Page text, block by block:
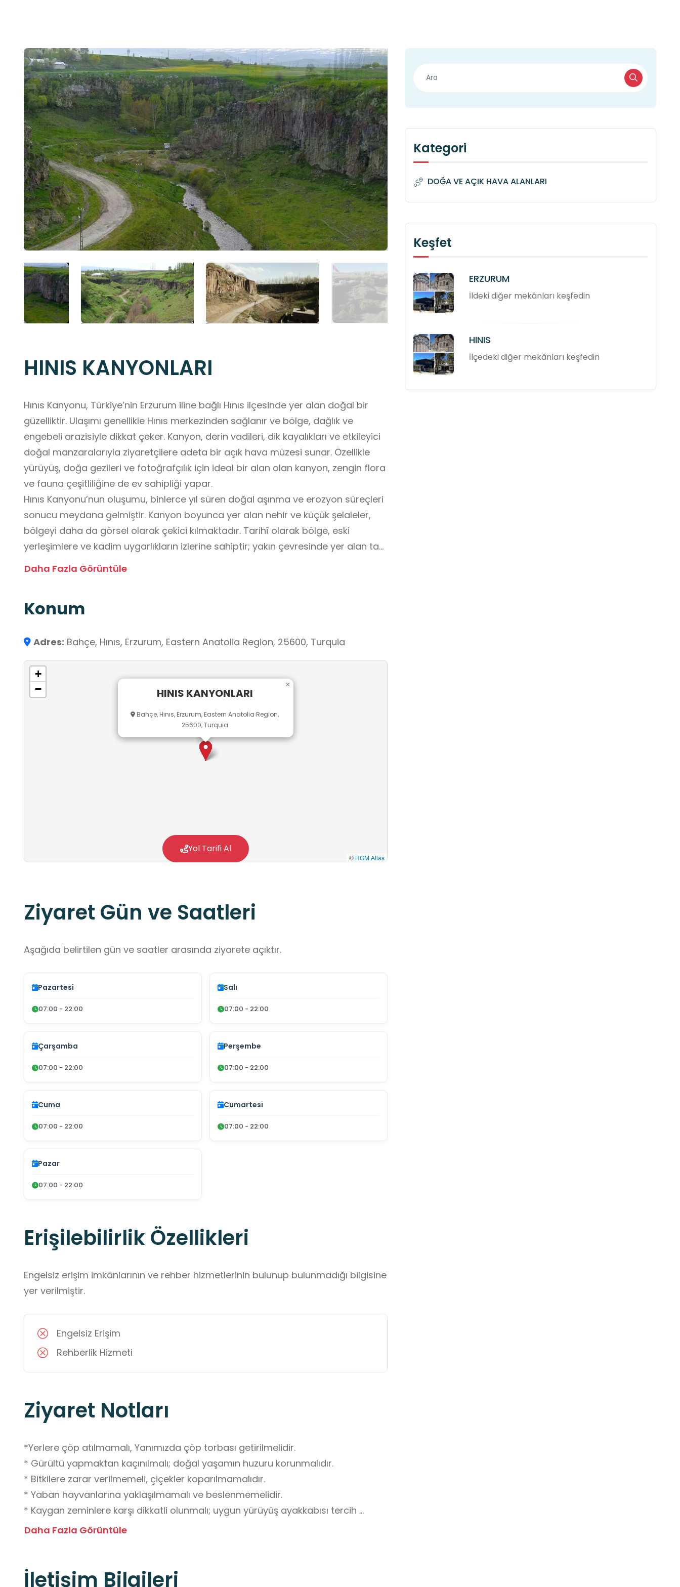
HINIS KANYONLARI
Hınıs Kanyonu, Türkiye’nin Erzurum iline bağlı Hınıs ilçesinde yer alan doğal bir
güzelliktir. Ulaşımı genellikle Hınıs merkezinden sağlanır ve bölge, dağlık ve
engebeli arazisiyle dikkat çeker. Kanyon, derin vadileri, dik kayalıkları ve etkileyici
doğal manzaralarıyla ziyaretçilere adeta bir açık hava müzesi sunar. Özellikle
yürüyüş, doğa gezileri ve fotoğrafçılık için ideal bir alan olan kanyon, zengin flora
ve fauna çeşitliliğine de ev sahipliği yapar.
Hınıs Kanyonu’nun oluşumu, binlerce yıl süren doğal aşınma ve erozyon süreçleri
sonucu meydana gelmiştir. Kanyon boyunca yer alan nehir ve küçük şelaleler,
bölgeyi daha da görsel olarak çekici kılmaktadır. Tarihî olarak bölge, eski
yerleşimlere ve kadim uygarlıkların izlerine sahiptir; yakın çevresinde yer alan taş
mevsime göre değişen manzarası ile her zaman farklı bir deneyim sunar.
hem de macera dolu bir destinasyon olmasını sağlar. Hınıs Kanyonu, hem doğa
Daha Fazla Görüntüle
Konum
Adres: Bahçe, Hınıs, Erzurum, Eastern Anatolia Region, 25600, Turquia
HINIS KANYONLARI
Bahçe, Hınıs, Erzurum, Eastern Anatolia Region,
25600, Turquia
×
+
−
© HGM Atlas
Yol Tarifi Al
Ziyaret Gün ve Saatleri
Aşağıda belirtilen gün ve saatler arasında ziyarete açıktır.
Pazartesi
07:00 - 22:00
Salı
07:00 - 22:00
Çarşamba
07:00 - 22:00
Perşembe
07:00 - 22:00
Cuma
07:00 - 22:00
Cumartesi
07:00 - 22:00
Pazar
07:00 - 22:00
Erişilebilirlik Özellikleri
Engelsiz erişim imkânlarının ve rehber hizmetlerinin bulunup bulunmadığı bilgisine
yer verilmiştir.
Engelsiz Erişim
Rehberlik Hizmeti
Ziyaret Notları
*Yerlere çöp atılmamalı, Yanımızda çöp torbası getirilmelidir.
* Gürültü yapmaktan kaçınılmalı; doğal yaşamın huzuru korunmalıdır.
* Bitkilere zarar verilmemeli, çiçekler koparılmamalıdır.
* Yaban hayvanlarına yaklaşılmamalı ve beslenmemelidir.
* Kaygan zeminlere karşı dikkatli olunmalı; uygun yürüyüş ayakkabısı tercih
edilmelidir.
* Acil durumlar için temel ilk yardım çantası bulundurulmalıdır.
Daha Fazla Görüntüle
İletişim Bilgileri
Kategori
DOĞA VE AÇIK HAVA ALANLARI
Keşfet
ERZURUM
İldeki diğer mekânları keşfedin
HINIS
İlçedeki diğer mekânları keşfedin